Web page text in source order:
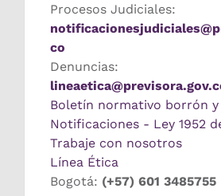
Procesos Judiciales:
co
Denuncias:
Boletín normativo borrón
Notificaciones - Ley 1952
Trabaje con nosotros
Línea Ética
Bogotá: (+57) 601 3485755